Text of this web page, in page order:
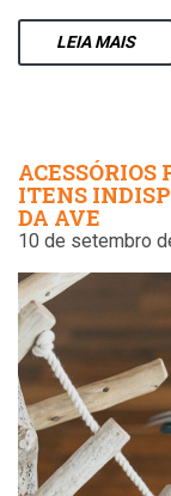
LEIAMAIS
ACESSÓRIOS
ITENS
DA AVE
10 de setembro